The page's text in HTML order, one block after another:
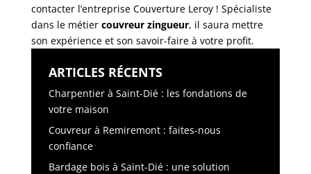
contacter l’entreprise Couverture Leroy ! Spécialiste
dans le métier couvreur zingueur, il saura mettre
son expérience et son savoir-faire à votre profit.
ARTICLES RÉCENTS
Charpentier à Saint-Dié : les fondations de
votre maison
Couvreur à Remiremont : faites-nous
confiance
Bardage bois à Saint-Dié : une solution